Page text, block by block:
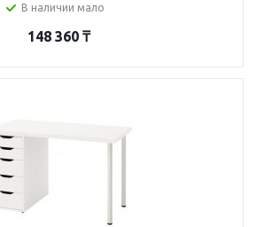
В наличии мало
148 360 ₸